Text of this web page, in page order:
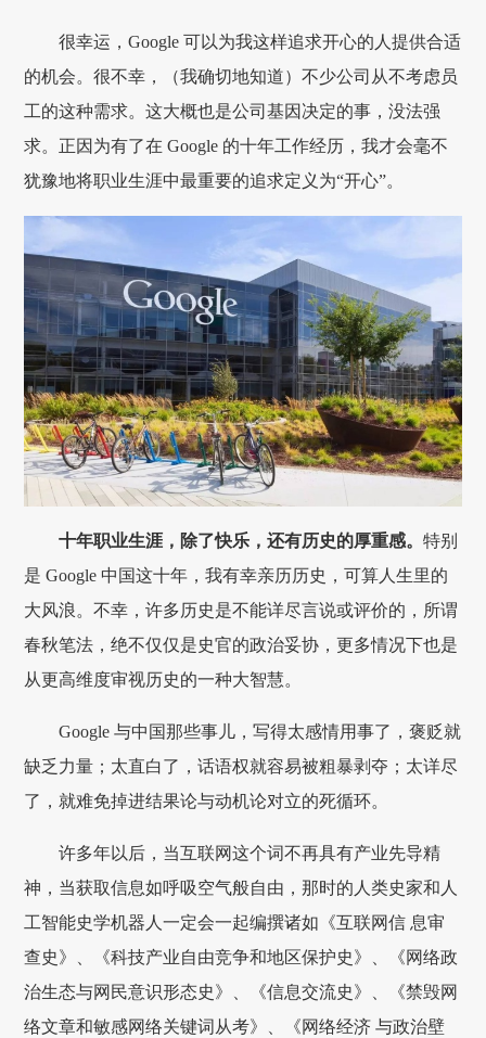
很幸运，Google 可以为我这样追求开心的人提供合适
的机会。很不幸，（我确切地知道）不少公司从不考虑员
工的这种需求。这大概也是公司基因决定的事，没法强
求。正因为有了在 Google 的十年工作经历，我才会毫不
犹豫地将职业生涯中最重要的追求定义为“开心”。
十年职业生涯，除了快乐，还有历史的厚重感。特别
是 Google 中国这十年，我有幸亲历历史，可算人生里的
大风浪。不幸，许多历史是不能详尽言说或评价的，所谓
春秋笔法，绝不仅仅是史官的政治妥协，更多情况下也是
从更高维度审视历史的一种大智慧。
Google 与中国那些事儿，写得太感情用事了，褒贬就
缺乏力量；太直白了，话语权就容易被粗暴剥夺；太详尽
了，就难免掉进结果论与动机论对立的死循环。
许多年以后，当互联网这个词不再具有产业先导精
神，当获取信息如呼吸空气般自由，那时的人类史家和人
工智能史学机器人一定会一起编撰诸如《互联网信 息审
查史》、《科技产业自由竞争和地区保护史》、《网络政
治生态与网民意识形态史》、《信息交流史》、《禁毁网
络文章和敏感网络关键词从考》、《网络经济 与政治壁